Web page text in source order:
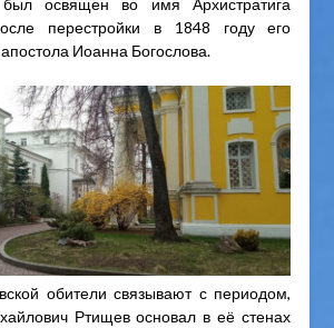
освящен во имя Архистратига
перестройки в 1848 году его
Иоанна Богослова.
обители связывают с периодом,
Ртищев основал в её стенах